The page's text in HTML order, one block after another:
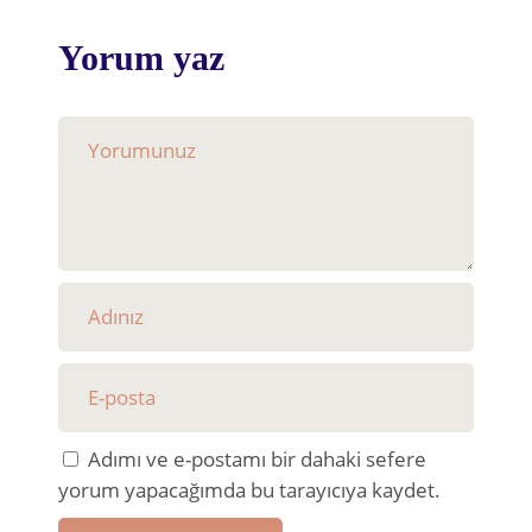
Yorum yaz
Adımı ve e-postamı bir dahaki sefere
yorum yapacağımda bu tarayıcıya kaydet.